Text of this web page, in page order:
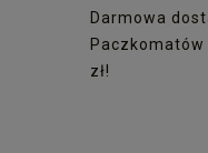
Darmowa
zł!